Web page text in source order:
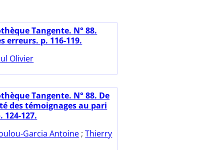
Tangente. N° 88.
erreurs. p. 116-119.
Olivier
Tangente. N° 88. De
des témoignages au pari
124-127.
Garcia Antoine ;Thierry